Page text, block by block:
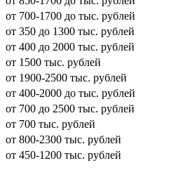
от 700-1700 до тыс. рублей
от 350 до 1300 тыс. рублей
от 400 до 2000 тыс. рублей
от 1500 тыс. рублей
от 1900-2500 тыс. рублей
от 400-2000 до тыс. рублей
от 700 до 2500 тыс. рублей
от 700 тыс. рублей
от 800-2300 тыс. рублей
от 450-1200 тыс. рублей